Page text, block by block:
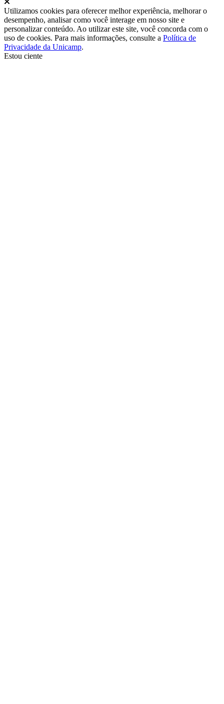
Utilizamos cookies para oferecer melhor experiência, melhorar o
desempenho, analisar como você interage em nosso site e
personalizar conteúdo. Ao utilizar este site, você concorda com o
uso de cookies. Para mais informações, consulte a Política de
Privacidade da Unicamp.
Estou ciente